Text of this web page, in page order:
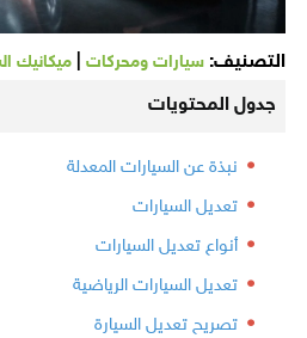
التصنيف: سيارات ومحركات| ميكانيك
جدول المحتويات
نبذة عن السيارات المعدلة
تعديل السيارات
أنواع تعديل السيارات
تعديل السيارات الرياضية
تصريح تعديل السيارة